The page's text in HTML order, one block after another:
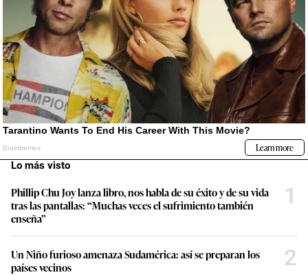
Lo más visto
Phillip Chu Joy lanza libro, nos habla de su éxito y de su vida
tras las pantallas: “Muchas veces el sufrimiento también
enseña”
1
Un Niño furioso amenaza Sudamérica: así se preparan los
países vecinos
2